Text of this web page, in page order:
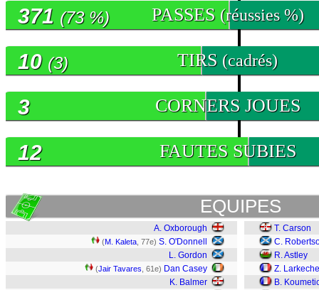
PASSES (réussies %)
371 (73 %)
TIRS (cadrés)
10 (3)
CORNERS JOUES
3
FAUTES SUBIES
12
EQUIPES
A. Oxborough
(M. Kaleta , 77e) S. O'Donnell
L. Gordon
(Jair Tavares , 61e) Dan Casey
K. Balmer
T. Carson
C.
R. Astley
Z. Larkeche
B.